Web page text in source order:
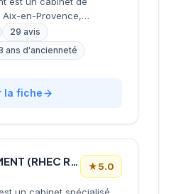
en-Provence,
de l'expertise
administrative.
sur les régions
Alpes, proposant
aux besoins des
Le cabinet se
29 avis
ans d'ancienneté
la fiche
RHEC RECRUTEMENT (RHEC RECRUTEMENT) (RHEC) ★5.0